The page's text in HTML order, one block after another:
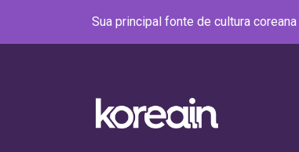
Sua principal fonte de cultura